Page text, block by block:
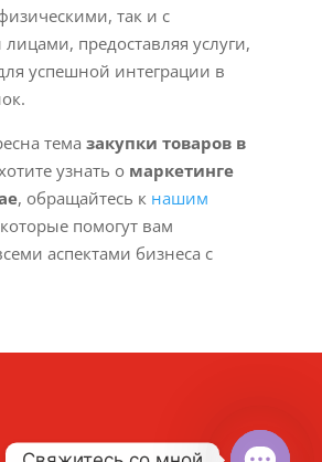
так и с
предоставляя услуги,
успешной интеграции в
тема закупки товаров в
узнать о маркетинге
, обращайтесь к нашим
помогут вам
аспектами бизнеса с